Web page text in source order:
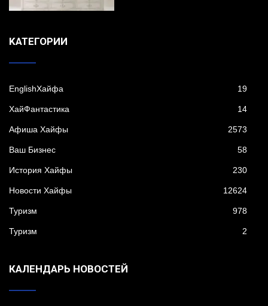
KАТЕГОРИИ
EnglishХайфа 19
XайФантастика 14
Афиша Хайфы 2573
Ваш Бизнес 58
История Хайфы 230
Новости Хайфы 12624
Туризм 978
Туризм 2
КАЛЕНДАРЬ НОВОСТЕЙ